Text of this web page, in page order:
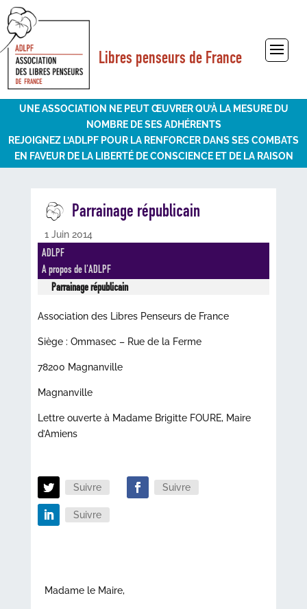
Libres penseurs de France
Sélectionner une page
UNE ASSOCIATION NE PEUT ŒUVRER QU’À LA MESURE DU
NOMBRE DE SES ADHÉRENTS
REJOIGNEZ L’ADLPF POUR LA RENFORCER DANS SES COMBATS
EN FAVEUR DE LA LIBERTÉ DE CONSCIENCE ET DE LA RAISON
Parrainage républicain
1 Juin 2014
ADLPF
A propos de l'ADLPF
Parrainage républicain
Association des Libres Penseurs de France
Siège : Ommasec – Rue de la Ferme
78200 Magnanville
Magnanville
Lettre ouverte à Madame Brigitte FOURE, Maire
d’Amiens
Suivre Suivre
Suivre
Madame le Maire,